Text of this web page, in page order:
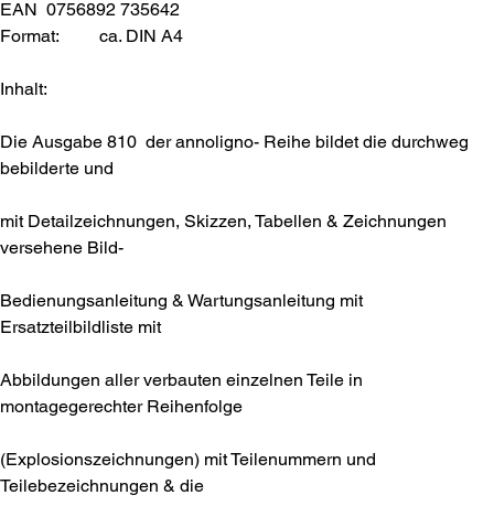
EAN 0756892 735642
Format: ca. DIN A4
Inhalt:
Die Ausgabe 810 der annoligno- Reihe bildet die durchweg
bebilderte und
mit Detailzeichnungen, Skizzen, Tabellen & Zeichnungen
versehene Bild-
Bedienungsanleitung & Wartungsanleitung mit
Ersatzteilbildliste mit
Abbildungen aller verbauten einzelnen Teile in
montagegerechter Reihenfolge
(Explosionszeichnungen) mit Teilenummern und
Teilebezeichnungen & die